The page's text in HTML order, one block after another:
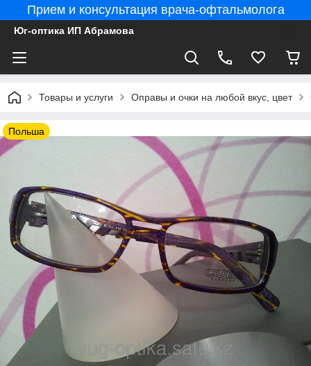
Прием и консультация врача-офтальмолога
Юг-оптика ИП Абрамова
Товары и услуги Оправы и очки на любой вкус, цвет
Польша